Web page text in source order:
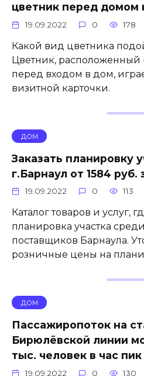
цветник перед домом
19.09.2022 0 178
Какой вид цветника
Цветник, расположенный
перед входом в дом,
визитной карточки.
ДОМ
Заказать планировку
г.Барнаул от 1584 руб.
19.09.2022 0 113
Каталог товаров и услуг,
планировка участка
поставщиков Барнаула.
розничные цены на
ДОМ
Пассажиропоток на
Бирюлёвской линии
тыс. человек в час пик
19.09.2022 0 130